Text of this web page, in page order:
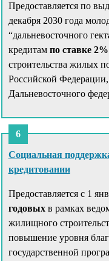
Предоставляется по
декабря 2030 года
“дальневосточного
кредитам по ставке
строительства жилых
Российской
Дальневосточного
Социальная
кредитовании
Предоставляется с 1
годовыхв рамках
жилищного
повышение уровня
государственной